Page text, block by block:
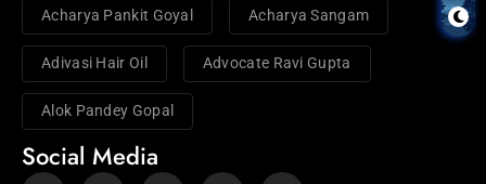
Acharya Pankit Goyal Acharya Sangam
Adivasi Hair Oil Advocate Ravi Gupta
Alok Pandey Gopal
Social Media